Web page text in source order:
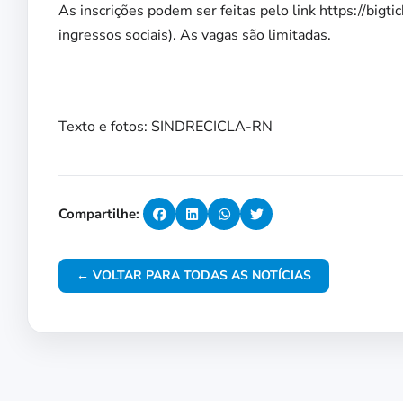
As inscrições podem ser feitas pelo link https://
ingressos sociais). As vagas são limitadas.
Texto e fotos: SINDRECICLA-RN
Compartilhe:
← VOLTAR PARA TODAS AS NOTÍCIAS